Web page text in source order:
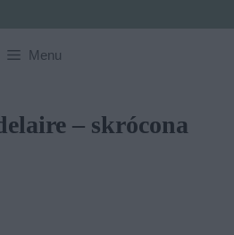
Menu
– skrócona